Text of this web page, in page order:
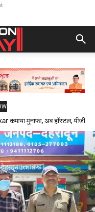
कमाया मुनाफा, अब हॉस्टल, पीजी